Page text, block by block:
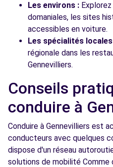
Les environs :
domaniales, les sites
accessibles en voiture.
Les spécialités
régionale dans les
Gennevilliers.
Conseils
conduire à
Conduire à Gennevilliers est
conducteurs avec quelques
dispose d'un réseau
solutions de mobilité